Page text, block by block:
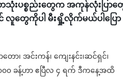
းပစ္စည်းတွေက အကုန်လုံးပြာတွ
တွေကိုပါ မီးရှို့လိုက်မယ်ပါပြော
ာ၊ အင်းကန်၊ ကျေးနင်း၊ဆင်ရှင်၊
၀၀၀ ခန့်ဟာ ဧပြီလ ၄ ရက် ဒီကနေ့အထိ